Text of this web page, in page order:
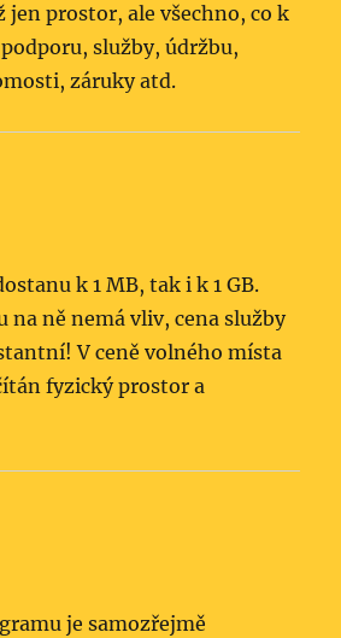
jen prostor, ale všechno, co k
služby, údržbu,
záruky atd.
k 1 MB, tak i k 1 GB.
na ně nemá vliv, cena služby
V ceně volného místa
fyzický prostor a
je samozřejmě